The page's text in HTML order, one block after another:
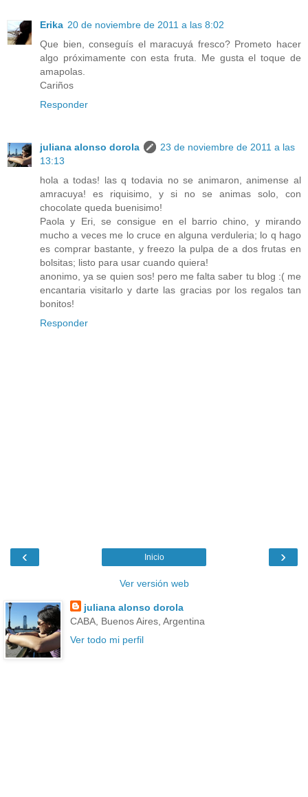
Erika 20 de noviembre de 2011 a las 8:02
Que bien, conseguís el maracuyá fresco? Prometo hacer
algo próximamente con esta fruta. Me gusta el toque de
amapolas.
Cariños
Responder
juliana alonso dorola
23 de noviembre de 2011 a las
13:13
hola a todas! las q todavia no se animaron, animense al
amracuya! es riquisimo, y si no se animas solo, con
chocolate queda buenisimo!
Paola y Eri, se consigue en el barrio chino, y mirando
mucho a veces me lo cruce en alguna verduleria; lo q hago
es comprar bastante, y freezo la pulpa de a dos frutas en
bolsitas; listo para usar cuando quiera!
anonimo, ya se quien sos! pero me falta saber tu blog :( me
encantaria visitarlo y darte las gracias por los regalos tan
bonitos!
Responder
‹ ›
Inicio
Ver versión web
juliana alonso dorola
CABA, Buenos Aires, Argentina
Ver todo mi perfil